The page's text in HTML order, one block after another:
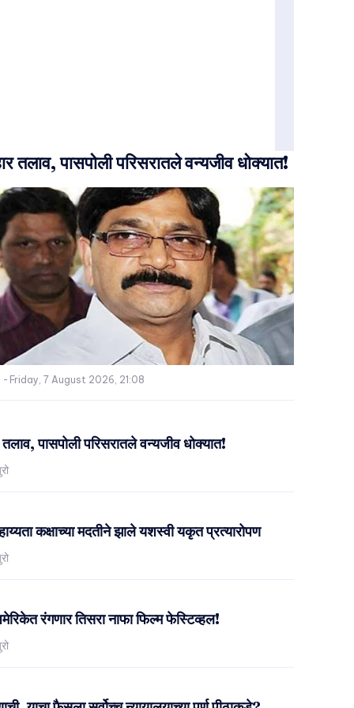
तलाव, पासपोली परिसरातले वन्यजीव धोक्यात!
- Friday, 7 August 2026, 21:08
तलाव, पासपोली परिसरातले वन्यजीव धोक्यात!
कक्षाच्या मदतीने झाले यशस्वी यकृत प्रत्यारोपण
रंगणार तिसरा नाफा फिल्म फेस्टिव्हल!